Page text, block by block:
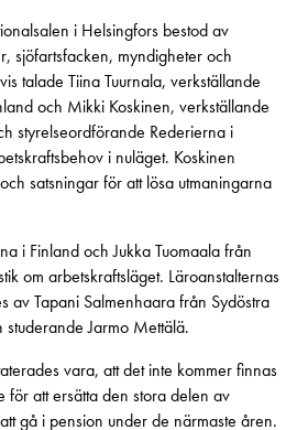
i Helsingfors bestod av
sjöfartsfacken, myndigheter och
talade Tiina Tuurnala, verkställande
och Mikki Koskinen, verkställande
styrelseordförande Rederierna i
i nuläget. Koskinen
satsningar för att lösa utmaningarna
i Finland och Jukka Tuomaala från
om arbetskraftsläget. Läroanstalternas
av Tapani Salmenhaara från Sydöstra
Jarmo Mettälä.
vara, att det inte kommer finnas
för att ersätta den stora delen av
gå i pension under de närmaste åren.